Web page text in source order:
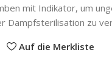
mit Indikator, um
Dampfsterilisation zu
Auf die Merkliste